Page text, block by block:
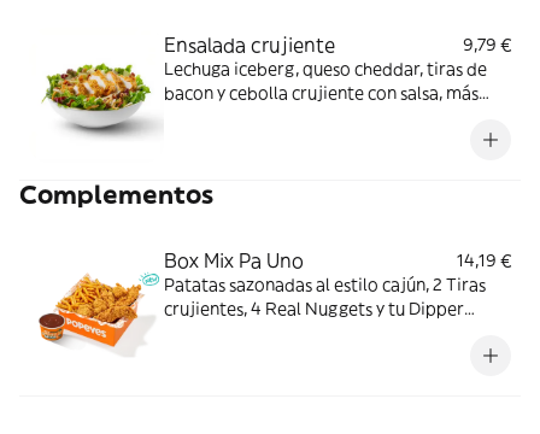
Ensalada crujiente
9,79 €
Lechuga iceberg, queso cheddar, tiras de
bacon y cebolla crujiente con salsa, más
cremosa; ideal cuando te apetece algo más
Complementos
Box Mix Pa Uno
14,19 €
Patatas sazonadas al estilo cajún, 2 Tiras
crujientes, 4 Real Nuggets y tu Dipper